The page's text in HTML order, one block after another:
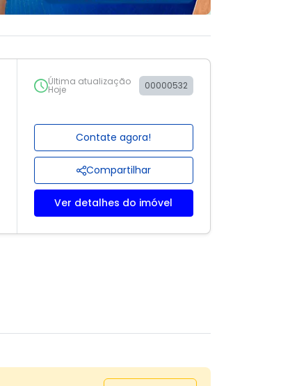
Última atualização
Hoje 00000532
Contate agora!
Compartilhar
Ver detalhes do imóvel